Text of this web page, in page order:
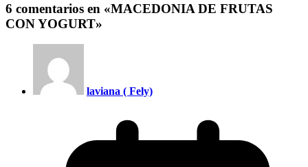
6 comentarios en «MACEDONIA DE FRUTAS
CON YOGURT»
laviana ( Fely)